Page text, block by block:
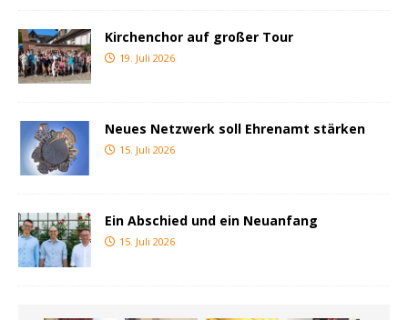
Kirchenchor auf großer Tour
19. Juli 2026
Neues Netzwerk soll Ehrenamt stärken
15. Juli 2026
Ein Abschied und ein Neuanfang
15. Juli 2026